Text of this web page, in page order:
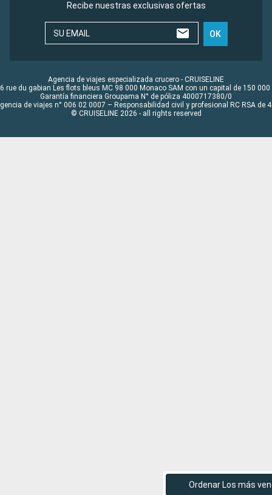
Ordenar Los más
Recibe nuestras exclusivas ofertas
SU EMAIL OK
Agencia de viajes especializada crucero - CRUISELINE
rue du gabian Les flots bleus MC 98 000 Monaco SAM con un capital de 150 000
Garantía financiera Groupama N° de póliza 4000717380/0
de viajes n° 006 02 0007 – Responsabilidad civil y profesional RC RSA de
© CRUISELINE 2026 - all rights reserved